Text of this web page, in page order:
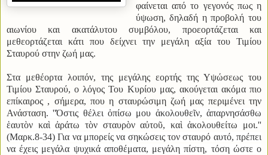
φαίνεται από το γεγονός πως η
ύψωση, δηλαδή η προβολή του
αιωνίου και ακατάλυτου συμβόλου, προεορτάζεται και
μεθεορτάζεται κάτι που δείχνει την μεγάλη αξία του Τιμίου
Σταυρού στην ζωή μας.
Στα μεθέορτα λοιπόν, της μεγάλης εορτής της Υψώσεως του
Τιμίου Σταυρού, ο λόγος Του Κυρίου μας, ακούγεται ακόμα πιο
επίκαιρος , σήμερα, που η σταυρώσιμη ζωή μας περιμένει την
Ανάσταση. ''Όστις θέλει ὀπίσω μου ἀκολουθεῖν, ἀπαρνησάσθω
ἑαυτὸν καὶ ἀράτω τὸν σταυρὸν αὐτοῦ, καὶ ἀκολουθείτω μοι.''
(Μαρκ.8-34) Για να μπορείς να σηκώσεις τον σταυρό αυτό, πρέπει
να έχεις μεγάλα ψυχικά αποθέματα, μεγάλη πίστη, τόση ώστε ο